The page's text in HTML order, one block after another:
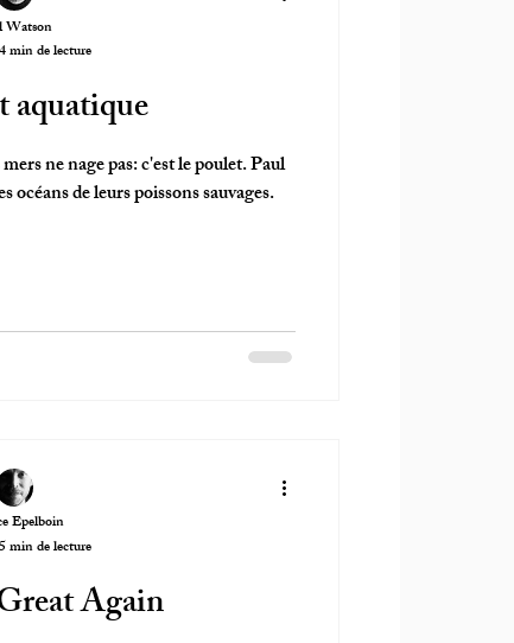
aquatique
ne nage pas: c'est le poulet. Paul
de leurs poissons sauvages.
Watson
4 min de lecture
Again
Epelboin
5 min de lecture